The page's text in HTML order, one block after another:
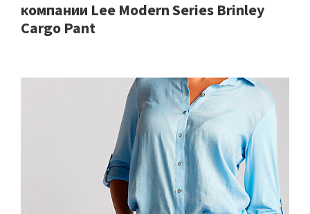
компании Lee Modern Series Brinley
Cargo Pant